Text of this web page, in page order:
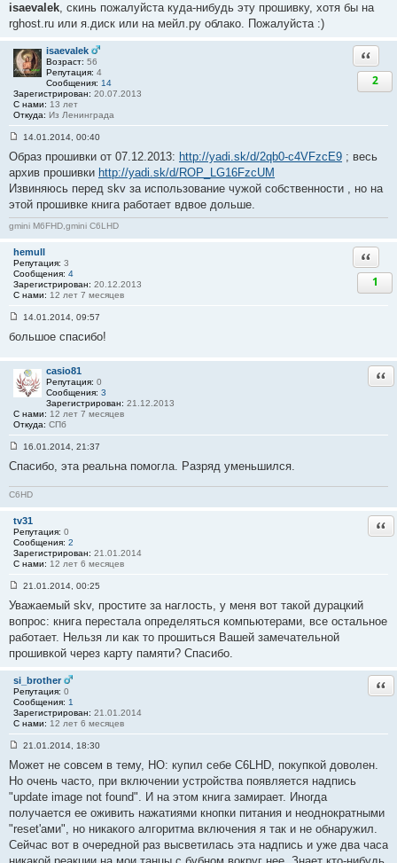
о
о
б
е
н
и
#
4
8
isaevalek, скинь пожалуйста куда-нибудь эту прошивку, хотя бы на
rghost.ru или я.диск или на мейл.ру облако. Пожалуйста :)
isaevalek
Возраст: 56
Репутация: 4
Сообщения: 14
Зарегистрирован: 20.07.2013
С нами: 13 лет
Откуда: Из Ленинграда
2
о
б
щ
н
и
е
#
4
9
14.01.2014, 00:40
Образ прошивки от 07.12.2013: http://yadi.sk/d/2qb0-c4VFzcE9 ; весь
архив прошивки http://yadi.sk/d/ROP_LG16FzcUM
Извиняюсь перед skv за использование чужой собственности , но на
этой прошивке книга работает вдвое дольше.
gmini M6FHD,gmini C6LHD
hemull
Репутация: 3
Сообщения: 4
Зарегистрирован: 20.12.2013
С нами: 12 лет 7 месяцев
1
о
щ
е
н
и
е
#
14.01.2014, 09:57
большое спасибо!
casio81
Репутация: 0
Сообщения: 3
Зарегистрирован: 21.12.2013
С нами: 12 лет 7 месяцев
Откуда: СПб
о
б
щ
е
н
и
е
#
5
16.01.2014, 21:37
Спасибо, эта реальна помогла. Разряд уменьшился.
C6HD
tv31
Репутация: 0
Сообщения: 2
Зарегистрирован: 21.01.2014
С нами: 12 лет 6 месяцев
о
б
щ
н
е
#
5
2
21.01.2014, 00:25
Уважаемый skv, простите за наглость, у меня вот такой дурацкий
вопрос: книга перестала определяться компьютерами, все остальное
работает. Нельзя ли как то прошиться Вашей замечательной
прошивкой через карту памяти? Спасибо.
si_brother
Репутация: 0
Сообщения: 1
Зарегистрирован: 21.01.2014
С нами: 12 лет 6 месяцев
о
б
щ
е
н
и
#
5
21.01.2014, 18:30
Может не совсем в тему, НО: купил себе C6LHD, покупкой доволен.
Но очень часто, при включении устройства появляется надпись
"update image not found". И на этом книга замирает. Иногда
получается ее оживить нажатиями кнопки питания и неоднократными
"reset'ами", но никакого алгоритма включения я так и не обнаружил.
Сейчас вот в очередной раз высветилась эта надпись и уже два часа